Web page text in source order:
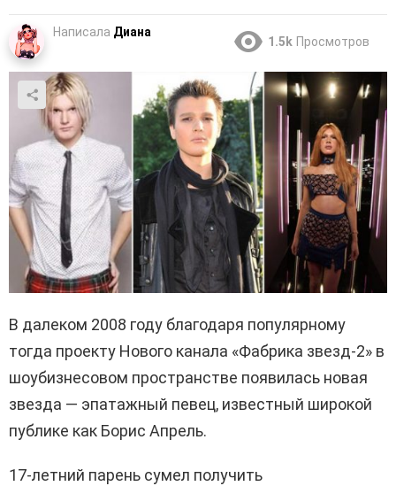
Написала Диана
1.5k Просмотров
В далеком 2008 году благодаря популярному
тогда проекту Нового канала «Фабрика звезд-2» в
шоубизнесовом пространстве появилась новая
звезда — эпатажный певец, известный широкой
публике как Борис Апрель.
17-летний парень сумел получить